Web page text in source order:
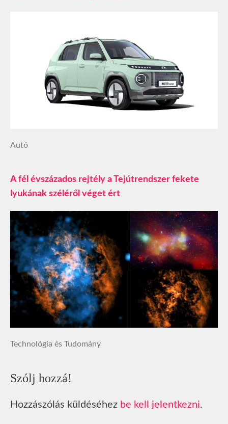
Autó
A fél évszázados rejtély a Tejútrendszer fekete
lyukának széléről véget ért
Technológia és Tudomány
Szólj hozzá!
Hozzászólás küldéséhez be kell jelentkezni.